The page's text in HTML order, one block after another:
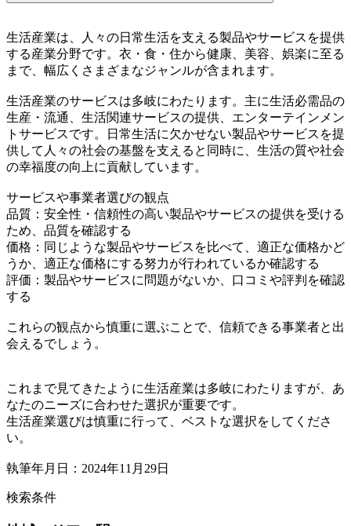
生活産業は、人々の日常生活を支える製品やサービスを提供
する産業分野です。衣・食・住から健康、美容、娯楽に至る
まで、幅広くさまざまなジャンルが含まれます。
生活産業のサービスは多岐にわたります。主に生活必需品の
生産・流通、生活関連サービスの提供、エンターテインメン
トサービスです。日常生活に欠かせない製品やサービスを提
供して人々の社会の基盤を支えると同時に、生活の質や社会
の幸福度の向上に貢献しています。
サービスや事業者選びの観点
品質：安全性・信頼性の高い製品やサービスの提供を受ける
ため、品質を確認する
価格：同じような製品やサービスを比べて、適正な価格かど
うか、適正な価格にする努力が行われているか確認する
評価：製品やサービスに問題がないか、口コミや評判を確認
する
これらの観点から慎重に選ぶことで、信頼できる事業者と出
会えるでしょう。
これまで見てきたように生活産業は多岐にわたりますが、あ
なたのニーズに合わせた選択が重要です。
生活産業選びは慎重に行って、ベストな選択をしてくださ
い。
執筆年月日：2024年11月29日
検索条件